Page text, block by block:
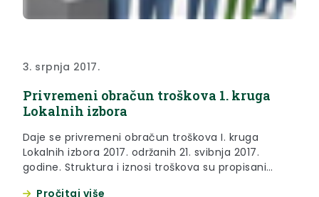
3. srpnja 2017.
Privremeni obračun troškova 1. kruga
Lokalnih izbora
Daje se privremeni obračun troškova I. kruga
Lokalnih izbora 2017. održanih 21. svibnja 2017.
godine. Struktura i iznosi troškova su propisani
Pročitaj više